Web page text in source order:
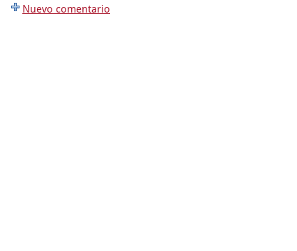
Nuevo comentario